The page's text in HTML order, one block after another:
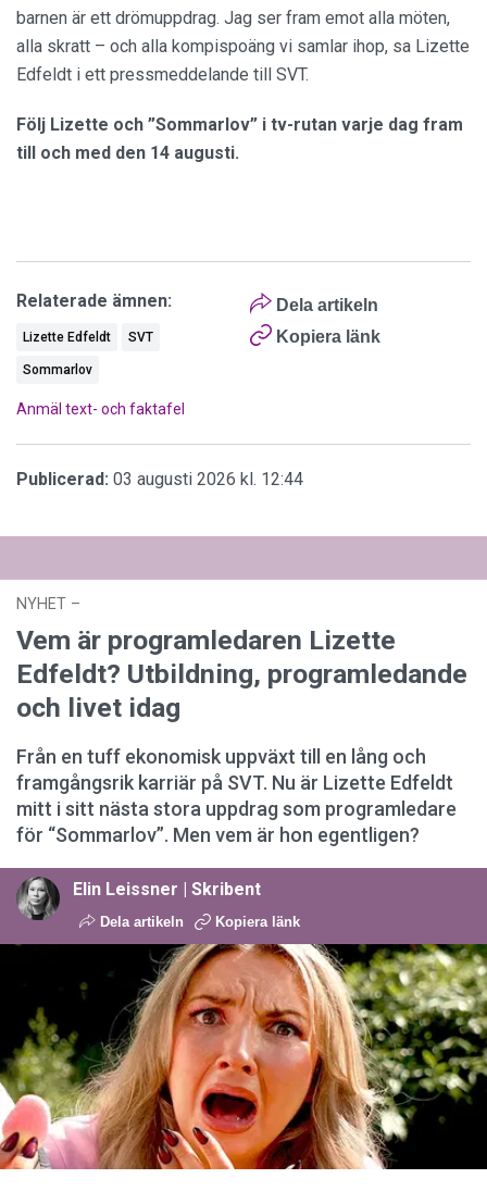
barnen är ett drömuppdrag. Jag ser fram emot alla möten,
alla skratt – och alla kompispoäng vi samlar ihop, sa Lizette
Edfeldt i ett pressmeddelande till SVT.
Följ Lizette och ”Sommarlov” i tv-rutan varje dag fram
till och med den 14 augusti.
Dela artikeln
Kopiera länk
Relaterade ämnen:
Lizette Edfeldt SVT
Sommarlov
Anmäl text- och faktafel
Publicerad: 03 augusti 2026 kl. 12:44
NYHET –
Vem är programledaren Lizette
Edfeldt? Utbildning, programledande
och livet idag
Från en tuff ekonomisk uppväxt till en lång och
framgångsrik karriär på SVT. Nu är Lizette Edfeldt
mitt i sitt nästa stora uppdrag som programledare
för “Sommarlov”. Men vem är hon egentligen?
Elin Leissner | Skribent
Dela artikeln Kopiera länk